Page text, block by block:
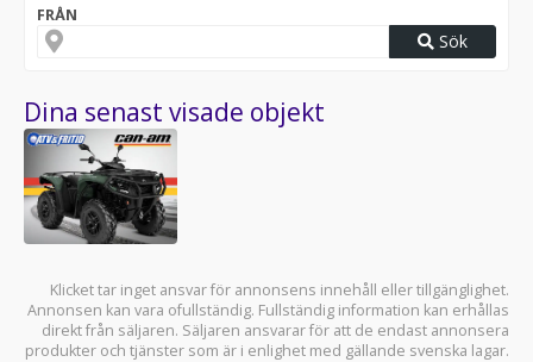
FRÅN
Sök
Dina senast visade objekt
Klicket tar inget ansvar för annonsens innehåll eller tillgänglighet.
Annonsen kan vara ofullständig. Fullständig information kan erhållas
direkt från säljaren. Säljaren ansvarar för att de endast annonsera
produkter och tjänster som är i enlighet med gällande svenska lagar.